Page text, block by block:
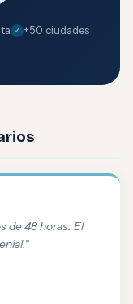
+50 ciudades
de 48 horas. El